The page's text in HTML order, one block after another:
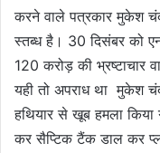
करने वाले पत्रकार मुकेश
स्तब्ध है। 30 दिसंबर को
120 करोड़ की भ्रष्टाचार
यही तो अपराध था मुकेश
हथियार से खूब हमला
कर सैप्टिक टैंक डाल कर